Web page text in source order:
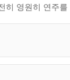
히 영원히 연주